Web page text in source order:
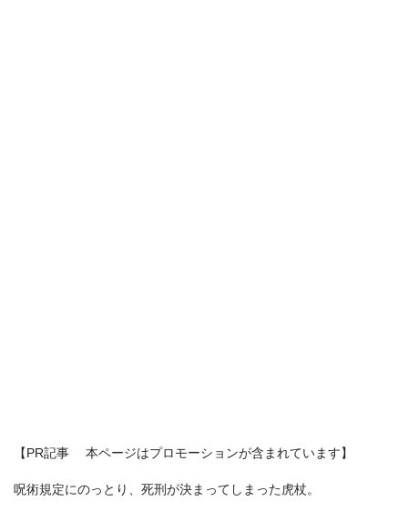
【PR記事 本ページはプロモーションが含まれています】
呪術規定にのっとり、死刑が決まってしまった虎杖。